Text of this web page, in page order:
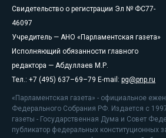
Свидетельство о регистрации Эл № ФС77-
46097
Учредитель — АНО «Парламентская газета»
Исполняющий обязанности главного
редактора — Абдуллаев М.Р.
Тел.: +7 (495) 637–69–79 E-mail: pg@pnp.ru
«Парламентская газета» - официальное
Федерального Собрания РФ. Издается с
газеты - Государственная Дума и Совет
публикатор федеральных конституционных